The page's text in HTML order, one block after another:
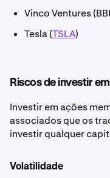
Vinco Ventures
Tesla (TSLA)
Riscos de investir
Investir em ações
associados que os
investir qualquer
Volatilidade